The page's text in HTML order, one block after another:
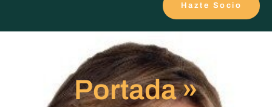
Hazte Socio
Portada»